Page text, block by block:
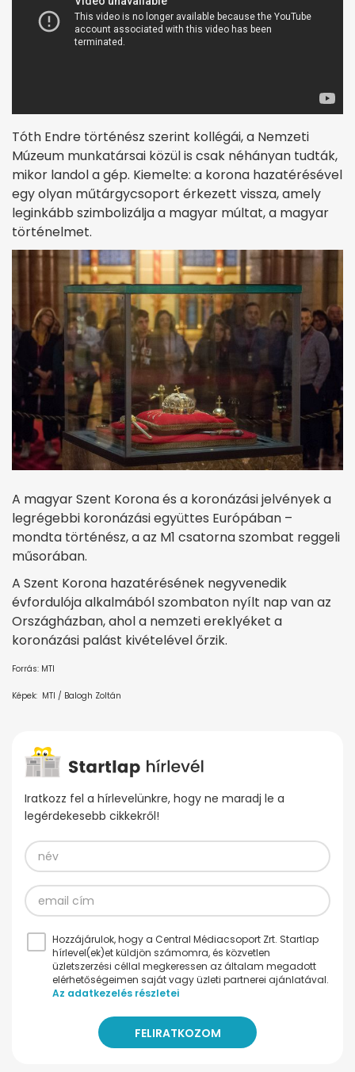
Tóth Endre történész szerint kollégái, a Nemzeti
Múzeum munkatársai közül is csak néhányan tudták,
mikor landol a gép. Kiemelte: a korona hazatérésével
egy olyan műtárgycsoport érkezett vissza, amely
leginkább szimbolizálja a magyar múltat, a magyar
történelmet.
A magyar Szent Korona és a koronázási jelvények a
legrégebbi koronázási együttes Európában –
mondta történész, a az M1 csatorna szombat reggeli
műsorában.
A Szent Korona hazatérésének negyvenedik
évfordulója alkalmából szombaton nyílt nap van az
Országházban, ahol a nemzeti ereklyéket a
koronázási palást kivételével őrzik.
Forrás: MTI
Képek: MTI / Balogh Zoltán
Iratkozz fel a hírlevelünkre, hogy ne maradj le a
legérdekesebb cikkekről!
Hozzájárulok, hogy a Central Médiacsoport Zrt. Startlap
hírlevel(ek)et küldjön számomra, és közvetlen
üzletszerzési céllal megkeressen az általam megadott
elérhetőségeimen saját vagy üzleti partnerei ajánlatával.
Az adatkezelés részletei